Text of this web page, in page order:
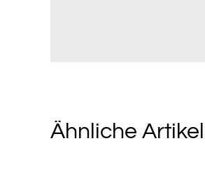
Ähnliche Artikel